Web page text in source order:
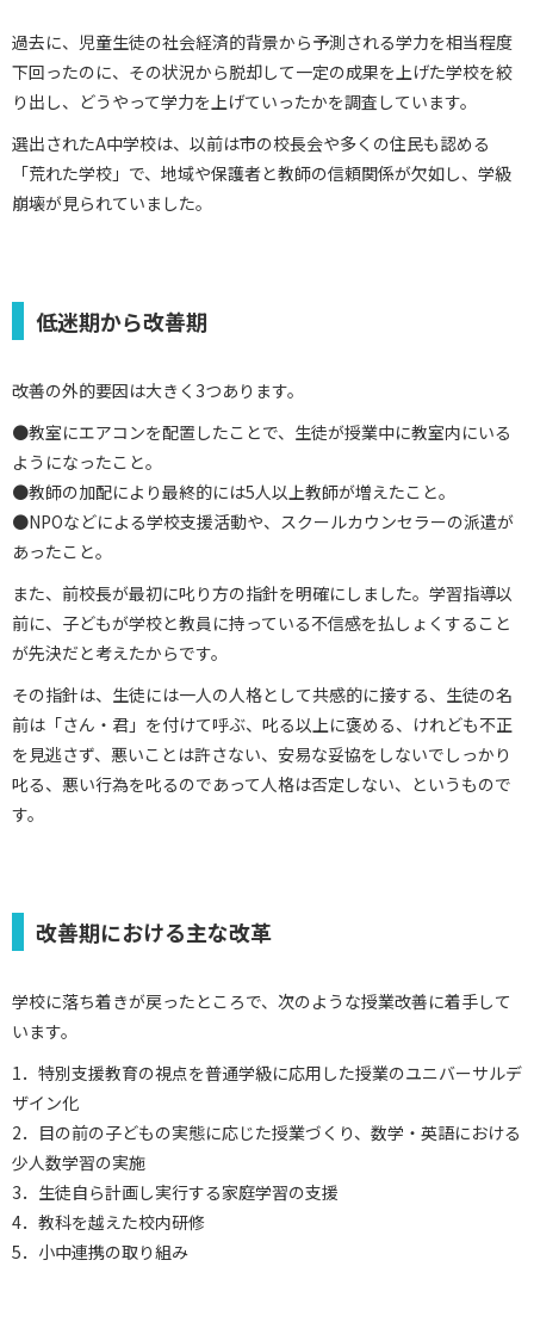
過去に、児童生徒の社会経済的背景から予測される学力を相当程度
下回ったのに、その状況から脱却して一定の成果を上げた学校を絞
り出し、どうやって学力を上げていったかを調査しています。
選出されたA中学校は、以前は市の校長会や多くの住民も認める
「荒れた学校」で、地域や保護者と教師の信頼関係が欠如し、学級
崩壊が見られていました。
低迷期から改善期
改善の外的要因は大きく3つあります。
●教室にエアコンを配置したことで、生徒が授業中に教室内にいる
ようになったこと。
●教師の加配により最終的には5人以上教師が増えたこと。
●NPOなどによる学校支援活動や、スクールカウンセラーの派遣が
あったこと。
また、前校長が最初に叱り方の指針を明確にしました。学習指導以
前に、子どもが学校と教員に持っている不信感を払しょくすること
が先決だと考えたからです。
その指針は、生徒には一人の人格として共感的に接する、生徒の名
前は「さん・君」を付けて呼ぶ、叱る以上に褒める、けれども不正
を見逃さず、悪いことは許さない、安易な妥協をしないでしっかり
叱る、悪い行為を叱るのであって人格は否定しない、というもので
す。
改善期における主な改革
学校に落ち着きが戻ったところで、次のような授業改善に着手して
います。
1．特別支援教育の視点を普通学級に応用した授業のユニバーサルデ
ザイン化
2．目の前の子どもの実態に応じた授業づくり、数学・英語における
少人数学習の実施
3．生徒自ら計画し実行する家庭学習の支援
4．教科を越えた校内研修
5．小中連携の取り組み